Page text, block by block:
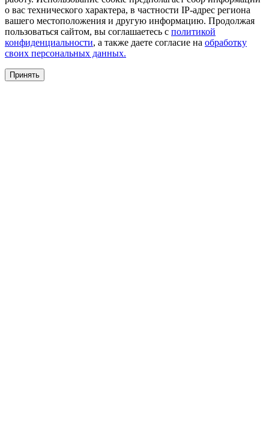
о вас технического характера, в частности IP-адрес региона
вашего местоположения и другую информацию. Продолжая
пользоваться сайтом, вы соглашаетесь с политикой
конфиденциальности, а также даете согласие на обработку
своих персональных данных.
Принять